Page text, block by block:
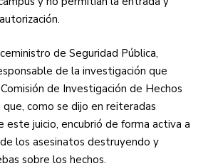
de Seguridad Pública,
de la investigación que
de Investigación de Hechos
como se dijo en reiteradas
este juicio, encubrió de forma activa a
los asesinatos destruyendo y
sobre los hechos.